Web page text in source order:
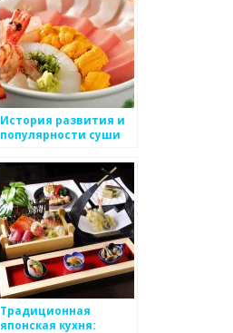
История развития и
популярности суши
Традиционная
японская кухня: